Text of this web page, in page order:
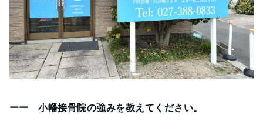
ーー 小幡接骨院の強みを教えてください。